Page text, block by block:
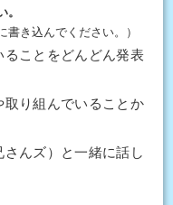
。
書き込んでください。）
ことをどんどん発表
り組んでいることか
んズ）と一緒に話し